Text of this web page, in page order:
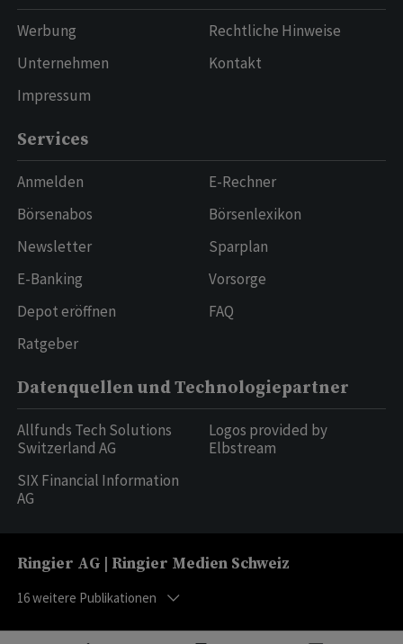
Werbung
Unternehmen
Impressum
Rechtliche Hinweise
Kontakt
Services
Anmelden
Börsenabos
Newsletter
E-Banking
Depot eröffnen
Ratgeber
E-Rechner
Börsenlexikon
Sparplan
Vorsorge
FAQ
Datenquellen und Technologiepartner
Allfunds Tech Solutions
Switzerland AG
SIX Financial Information
AG
Logos provided by
Elbstream
Ringier AG | Ringier Medien Schweiz
16weitere Publikationen